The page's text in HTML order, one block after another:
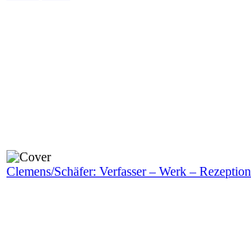
Clemens/Schäfer: Verfasser – Werk – Rezeption